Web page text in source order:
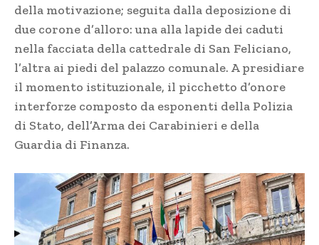
della motivazione; seguita dalla deposizione di
due corone d’alloro: una alla lapide dei caduti
nella facciata della cattedrale di San Feliciano,
l’altra ai piedi del palazzo comunale. A presidiare
il momento istituzionale, il picchetto d’onore
interforze composto da esponenti della Polizia
di Stato, dell’Arma dei Carabinieri e della
Guardia di Finanza.